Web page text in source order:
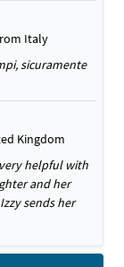
Italy
sicuramente
Kingdom
helpful with
and her
sends her